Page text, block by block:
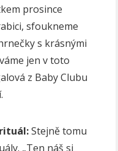
prosince
sfoukneme
s krásnými
jen v toto
z Baby Clubu
rituál:Stejně tomu
„Ten náš si